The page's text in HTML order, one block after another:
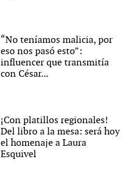
“No teníamos malicia, por
eso nos pasó esto”:
influencer que transmitía
con César...
¡Con platillos regionales!
Del libro a la mesa: será hoy
el homenaje a Laura
Esquivel